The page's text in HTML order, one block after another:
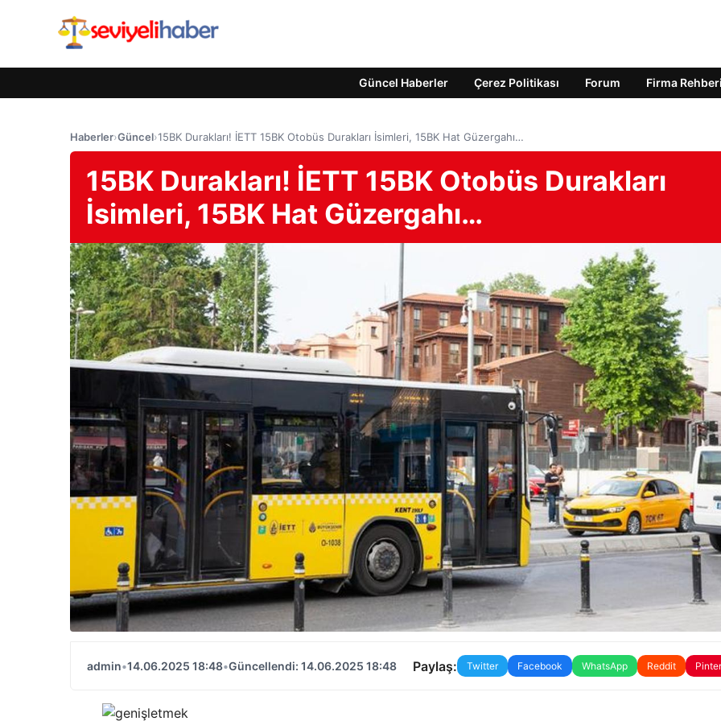
Güncel Haberler Çerez Politikası Forum Firma Rehberi
Haberler›Güncel›15BK Durakları! İETT 15BK Otobüs Durakları İsimleri, 15BK Hat Güzergahı…
15BK Durakları! İETT 15BK Otobüs Durakları
İsimleri, 15BK Hat Güzergahı…
admin•14.06.2025 18:48•Güncellendi: 14.06.2025 18:48 Paylaş: Twitter Facebook WhatsApp Reddit